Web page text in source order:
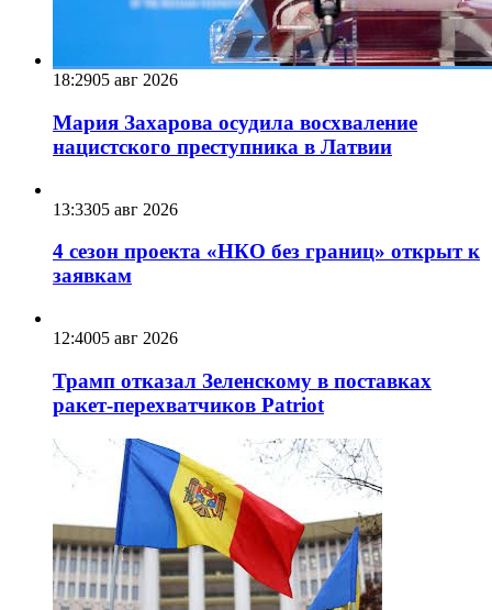
18:2905 авг 2026
Мария Захарова осудила восхваление
нацистского преступника в Латвии
13:3305 авг 2026
4 сезон проекта «НКО без границ» открыт к
заявкам
12:4005 авг 2026
Трамп отказал Зеленскому в поставках
ракет-перехватчиков Patriot